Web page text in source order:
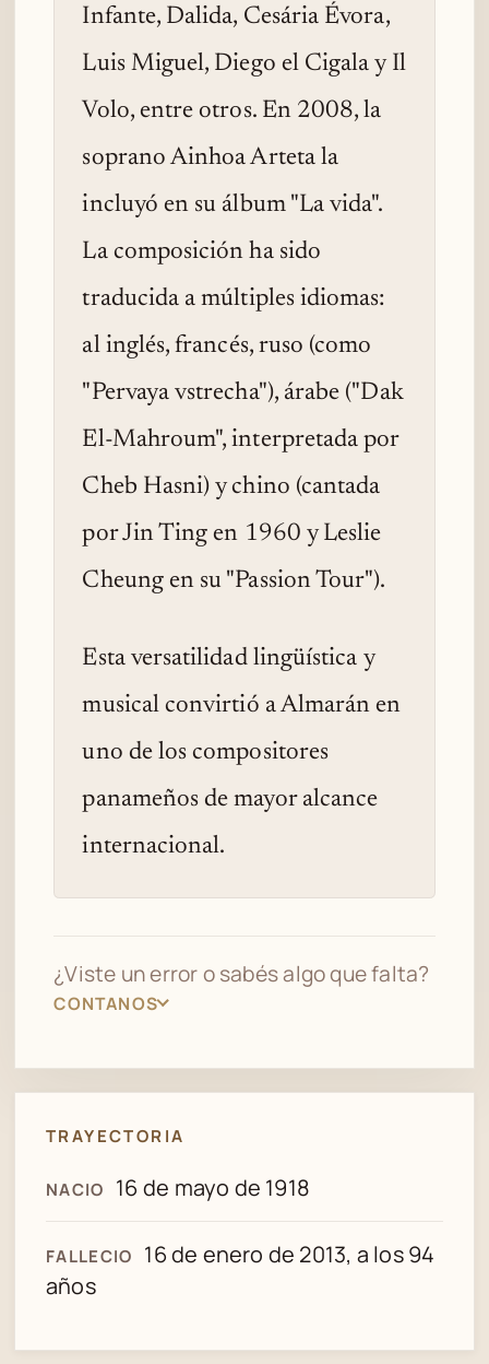
Infante, Dalida, Cesária Évora,
Luis Miguel, Diego el Cigala y Il
Volo, entre otros. En 2008, la
soprano Ainhoa Arteta la
incluyó en su álbum "La vida".
La composición ha sido
traducida a múltiples idiomas:
al inglés, francés, ruso (como
"Pervaya vstrecha"), árabe ("Dak
El-Mahroum", interpretada por
Cheb Hasni) y chino (cantada
por Jin Ting en 1960 y Leslie
Cheung en su "Passion Tour").
Esta versatilidad lingüística y
musical convirtió a Almarán en
uno de los compositores
panameños de mayor alcance
internacional.
¿Viste un error o sabés algo que falta?
CONTANOS
TRAYECTORIA
NACIO 16 de mayo de 1918
FALLECIO
16 de enero de 2013, a los 94
años